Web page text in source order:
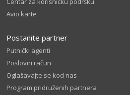
Avio karte
Postanite partner
Putnički agenti
Poslovni račun
Oglašavajte se kod nas
Program pridruženih partnera